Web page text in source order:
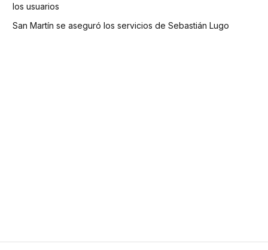
los usuarios
San Martín se aseguró los servicios de Sebastián Lugo